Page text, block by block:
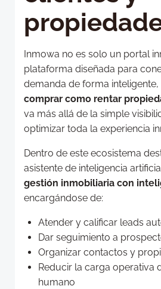
Inmowa no es solo un portal
plataforma diseñada para
demanda de forma
comprar como rentar
va más allá de la simple
optimizar toda la experiencia
Dentro de este ecosistema
asistente de inteligencia
gestión inmobiliaria con
encargándose de:
Atender y calificar leads
Dar seguimiento a
Organizar contactos y
Reducir la carga operativa
humano